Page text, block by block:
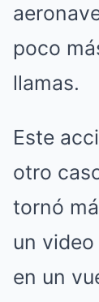
poco
llamas.
Este
otro
tornó
un
en un